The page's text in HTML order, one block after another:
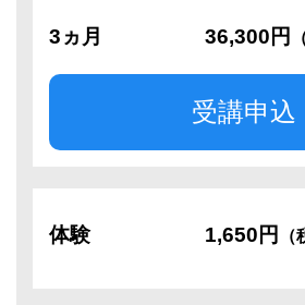
3ヵ月 36,300円
受講申込
体験 1,650円 （